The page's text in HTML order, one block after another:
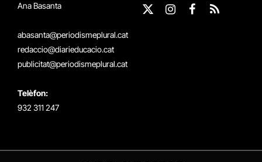
Ana Basanta
abasanta@periodismeplural.cat
redaccio@diarieducacio.cat
publicitat@periodismeplural.cat
Telèfon:
932 311 247
X
Instagram
Facebook
RSS